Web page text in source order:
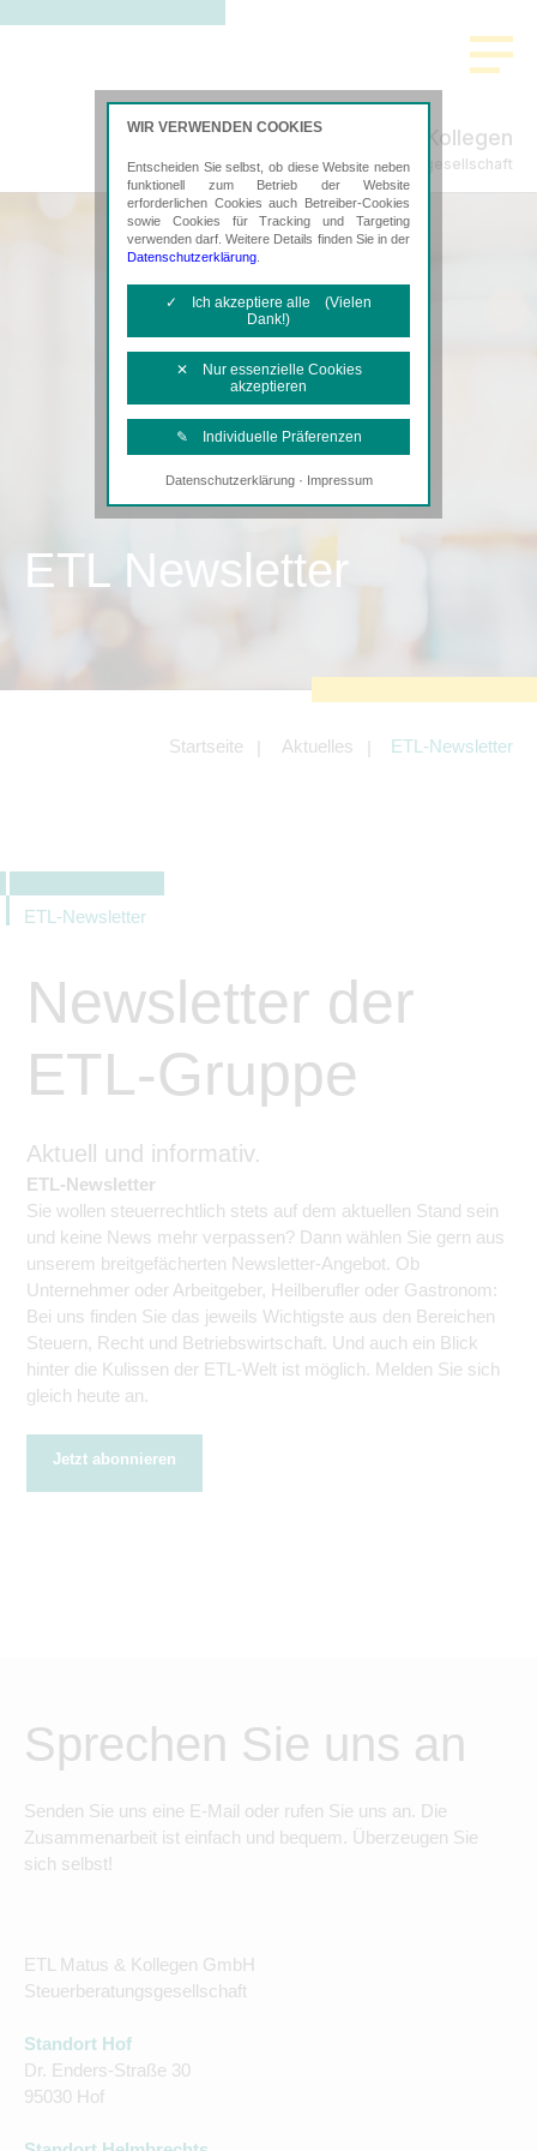
Matus & Kollegen
Steuerberatungsgesellschaft
ETL Newsletter
Startseite Aktuelles ETL-Newsletter
ETL-Newsletter
Newsletter der
ETL-Gruppe
Aktuell und informativ.
ETL-Newsletter
Sie wollen steuerrechtlich stets auf dem aktuellen Stand sein
und keine News mehr verpassen? Dann wählen Sie gern aus
unserem breitgefächerten Newsletter-Angebot. Ob
Unternehmer oder Arbeitgeber, Heilberufler oder Gastronom:
Bei uns finden Sie das jeweils Wichtigste aus den Bereichen
Steuern, Recht und Betriebswirtschaft. Und auch ein Blick
hinter die Kulissen der ETL-Welt ist möglich. Melden Sie sich
gleich heute an.
Jetzt abonnieren
Sprechen Sie uns an
Senden Sie uns eine E-Mail oder rufen Sie uns an. Die
Zusammenarbeit ist einfach und bequem. Überzeugen Sie
sich selbst!
ETL Matus & Kollegen GmbH
Steuerberatungsgesellschaft
Standort Hof
Dr. Enders-Straße 30
95030 Hof
WIR VERWENDEN COOKIES
Entscheiden Sie selbst, ob diese Website neben
funktionell zum Betrieb der Website
erforderlichen Cookies auch Betreiber-Cookies
sowie Cookies für Tracking und Targeting
verwenden darf. Weitere Details finden Sie in der
Datenschutzerklärung
✓ Ich akzeptiere alle (Vielen
Dank!)
✕ Nur essenzielle Cookies
akzeptieren
✎ Individuelle Präferenzen
Notwendige Cookies
Diese Cookies sind erforderlich, um die
Tracking- und Targeting-Cookies
Angebotes einschließlich der
Angeboten von z.B. Facebook und
LinkedIn.
Datenschutzerklärung· Impressum